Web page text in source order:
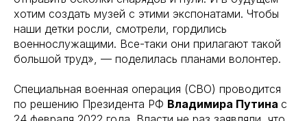
хотим создать музей с этими экспонатами. Чтобы
наши детки росли, смотрели, гордились
военнослужащими. Все-таки они прилагают такой
большой труд», — поделилась планами волонтер.
Специальная военная операция (СВО) проводится
по решению Президента РФ Владимира Путина с